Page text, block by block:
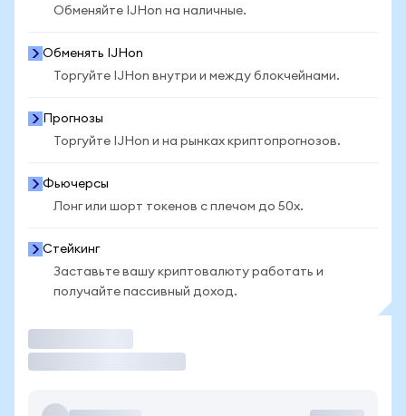
Обменяйте IJHon на наличные.
Обменять IJHon
Торгуйте IJHon внутри и между блокчейнами.
Прогнозы
Торгуйте IJHon и на рынках криптопрогнозов.
Фьючерсы
Лонг или шорт токенов с плечом до 50x.
Стейкинг
Заставьте вашу криптовалюту работать и
получайте пассивный доход.